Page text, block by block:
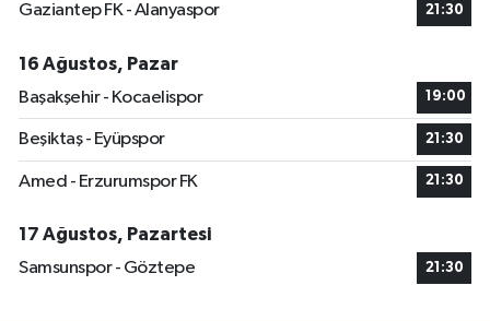
Gaziantep FK - Alanyaspor 21:30
16 Ağustos, Pazar
Başakşehir - Kocaelispor
19:00
Beşiktaş - Eyüpspor 21:30
Amed - Erzurumspor FK 21:30
17 Ağustos, Pazartesi
Samsunspor - Göztepe
21:30